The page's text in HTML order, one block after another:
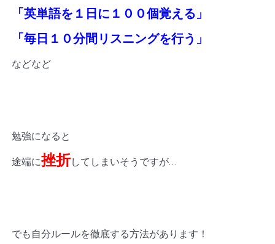
「英単語を１日に１００個覚える」
「毎日１０分間リスニングを行う」
などなど
勉強になると
途端に挫折してしまいそうですが…
でも自分ルールを徹底する方法があります！